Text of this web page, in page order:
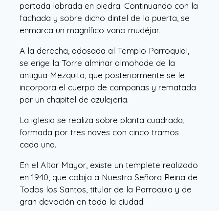
portada labrada en piedra. Continuando con la
fachada y sobre dicho dintel de la puerta, se
enmarca un magnífico vano mudéjar.
A la derecha, adosada al Templo Parroquial,
se erige la Torre alminar almohade de la
antigua Mezquita, que posteriormente se le
incorpora el cuerpo de campanas y rematada
por un chapitel de azulejería.
La iglesia se realiza sobre planta cuadrada,
formada por tres naves con cinco tramos
cada una.
En el Altar Mayor, existe un templete realizado
en 1940, que cobija a Nuestra Señora Reina de
Todos los Santos, titular de la Parroquia y de
gran devoción en toda la ciudad.